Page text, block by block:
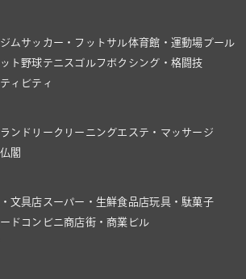
ム サッカー・フットサル体育館・運動場プール
ト 野球テニス ゴルフ ボクシング・格闘技
ィビティ
ンドリー クリーニングエステ・マッサージ
閣
文具店 スーパー・生鮮食品店玩具・駄菓子
ド コンビニ商店街・商業ビル